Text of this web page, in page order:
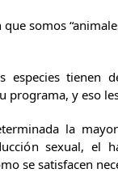
somos
tienen
programa, y eso
la
sexual, el
se satisfacen